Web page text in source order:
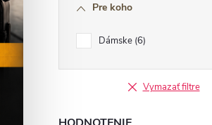
Pre koho
Dámske 6
Vymazať filtre